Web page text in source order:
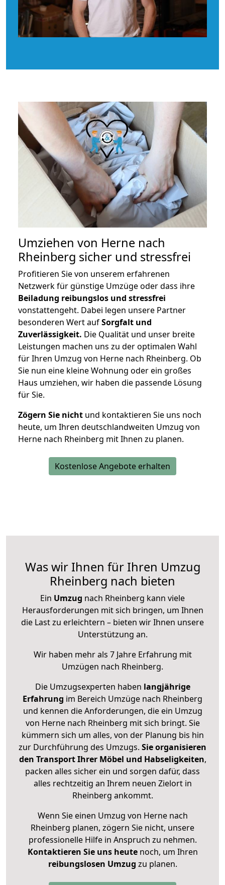
Umziehen von Herne nach
Rheinberg sicher und stressfrei
Profitieren Sie von unserem erfahrenen
Netzwerk für günstige Umzüge oder dass ihre
Beiladung reibungslos und stressfrei
vonstattengeht. Dabei legen unsere Partner
besonderen Wert aufSorgfalt und
Zuverlässigkeit. Die Qualität und unser breite
Leistungen machen uns zu der optimalen Wahl
für Ihren Umzug von Herne nach Rheinberg. Ob
Sie nun eine kleine Wohnung oder ein großes
Haus umziehen, wir haben die passende Lösung
für Sie.
Zögern Sie nicht und kontaktieren Sie uns noch
heute, um Ihren deutschlandweiten Umzug von
Herne nach Rheinberg mit Ihnen zu planen.
Kostenlose Angebote erhalten
Was wir Ihnen für Ihren Umzug
Rheinberg nach bieten
Ein Umzug nach Rheinberg kann viele
Herausforderungen mit sich bringen, um Ihnen
die Last zu erleichtern – bieten wir Ihnen unsere
Unterstützung an.
Wir haben mehr als 7 Jahre Erfahrung mit
Umzügen nach Rheinberg.
Die Umzugsexperten haben langjährige
Erfahrung im Bereich Umzüge nach Rheinberg
und kennen die Anforderungen, die ein Umzug
von Herne nach Rheinberg mit sich bringt. Sie
kümmern sich um alles, von der Planung bis hin
zur Durchführung des Umzugs. Sie organisieren
den Transport Ihrer Möbel und Habseligkeiten,
packen alles sicher ein und sorgen dafür, dass
alles rechtzeitig an Ihrem neuen Zielort in
Rheinberg ankommt.
Wenn Sie einen Umzug von Herne nach
Rheinberg planen, zögern Sie nicht, unsere
professionelle Hilfe in Anspruch zu nehmen.
Kontaktieren Sie uns heutenoch, um Ihren
reibungslosen Umzug zu planen.